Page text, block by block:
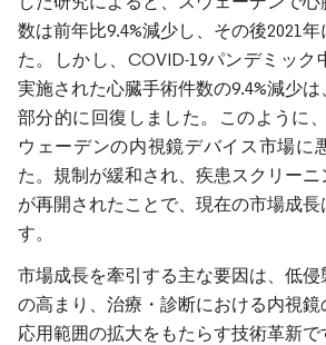
数は前年比9.4%減少し、その後2021年
た。しかし、COVID-19パンデミック
実施された心臓手術件数の9.4%減少は
部分的に回復しました。このように
ウェーデンの内視鏡デバイス市場に
た。規制が緩和され、疾患スクリー
が再開されたことで、現在の市場成長
す。
市場成長を牽引する主な要因は、低
の高まり、治療・診断における内視
応用範囲の拡大をもたらす技術革新で